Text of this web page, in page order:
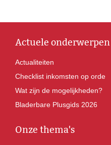
Actuele onderwerpen
Actualiteiten
Checklist inkomsten op orde
Wat zijn de mogelijkheden?
Bladerbare Plusgids 2026
Onze thema's